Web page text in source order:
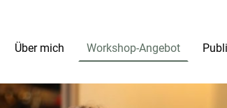
Über mich Workshop-Angebot